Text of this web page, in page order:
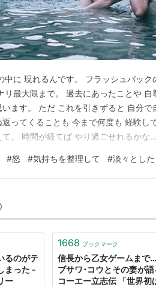
中に 現れるんです。 フラッシュバッ
リ最大限まで。 過去にあったことや
います。 ただ これを引きずると 自分
返ってくることも 今まで何度も 経験し
て。 時間が経てば やり過ごせれるかな
れだけで良い。 自分の感情に 足を引っ
てる…
#怒 #気持ちを整理して #淡々とし
るのがテ
まった -
ー
1668 ブックマーク
信長から乙女ゲームまで
ブサワ･コウとその妻が語
コーエー立志伝 「世界初